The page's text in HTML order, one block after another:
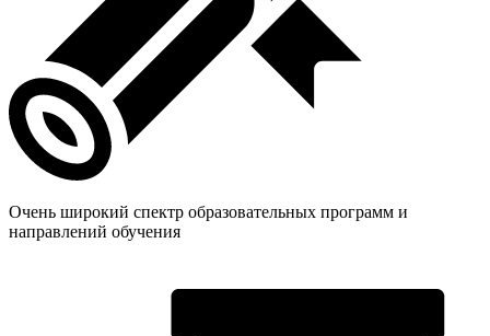
Очень широкий спектр образовательных программ и
направлений обучения